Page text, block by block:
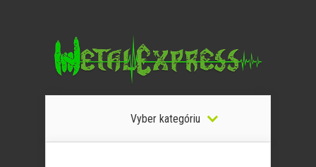
Vyber kategóriu